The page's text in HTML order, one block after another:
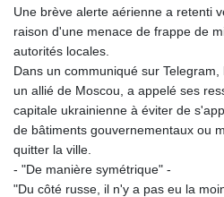
Une brève alerte aérienne a retenti
raison d'une menace de frappe de
autorités locales.
Dans un communiqué sur
un allié de Moscou, a appelé ses
capitale ukrainienne à éviter de
de bâtiments gouvernementaux ou
quitter la ville.
- "De manière symétrique" -
"Du côté russe, il n'y a pas eu la